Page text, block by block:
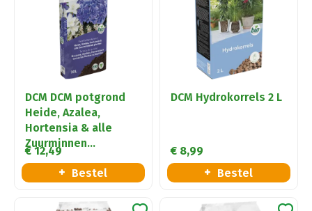
DCM DCM potgrond
Heide, Azalea,
Hortensia & alle
Zuurminnen…
€ 12,49
Bestel
DCM Hydrokorrels 2 L
€ 8,99
Bestel